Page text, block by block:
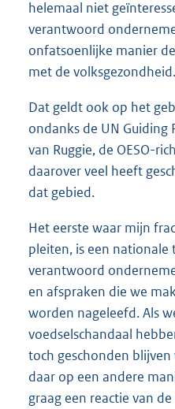
helemaal niet
verantwoord
onfatsoenlijke manier
met de volksgezondheid.
Dat geldt ook op het
ondanks de UN Guiding
van Ruggie, de OESO-
daarover veel heeft
dat gebied.
Het eerste waar mijn
pleiten, is een nationale
verantwoord
en afspraken die we
worden nageleefd. Als
voedselschandaal
toch geschonden
daar op een andere
graag een reactie van